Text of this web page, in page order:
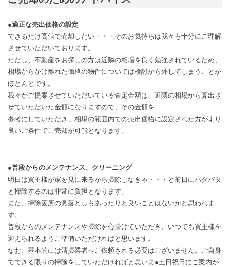
●適正な売出価格の設定
できるだけ高値で売却したい・・・そのお気持ちは我々も十分にご理解
させていただいております。
ただし、不動産をお探しの方は近隣の相場を良く勉強されているため、
相場からかけ離れた価格の物件については検討から外してしまうことが
ほとんどです。
我々がご提案させていただいている査定金額は、近隣の相場から算出さ
せていただいた金額になりますので、その金額を
参考にしていただき、相場の範囲内での売出価格に設定された方がより
良いご条件でご売却が可能となります。
●普段からのメンテナンス、クリーニング
明日は買主様が家を見に来るから掃除しなきゃ・・・と前日にバタバタ
と掃除するのは非常に負担となります。
また、掃除箇所の見落としもあったりと良いことはないかと思われま
す。
普段からのメンテナンスや掃除を心掛けていただき、いつでも買主様を
迎えられるようご準備いただければと思います。
なお、基本的には清掃業者へご依頼される必要はございません。ご自身
でできる限りの掃除をしていただければと思いま●土日祝日にご案内が